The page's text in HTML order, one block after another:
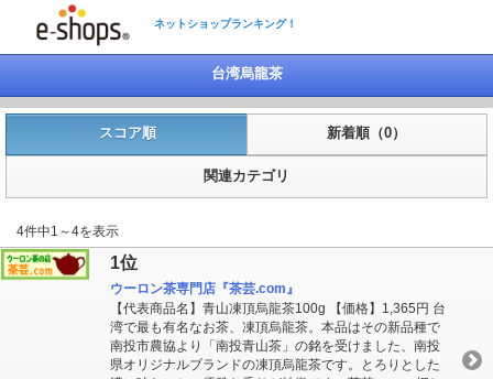
ネットショップランキング！
台湾烏龍茶
スコア順 新着順（0）
関連カテゴリ
4件中1～4を表示
1位
ウーロン茶専門店『茶芸.com』
【代表商品名】青山凍頂烏龍茶100g 【価格】1,365円 台
湾で最も有名なお茶、凍頂烏龍茶。本品はその新品種で
南投市農協より「南投青山茶」の銘を受けました、南投
県オリジナルブランドの凍頂烏龍茶です。とろりとした